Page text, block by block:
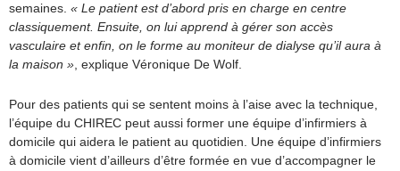
semaines. « Le patient est d’abord pris en charge en centre
classiquement. Ensuite, on lui apprend à gérer son accès
vasculaire et enfin, on le forme au moniteur de dialyse qu’il aura à
la maison » , explique Véronique De Wolf.
Pour des patients qui se sentent moins à l’aise avec la technique,
l’équipe du CHIREC peut aussi former une équipe d’infirmiers à
domicile qui aidera le patient au quotidien. Une équipe d’infirmiers
à domicile vient d’ailleurs d’être formée en vue d’accompagner le